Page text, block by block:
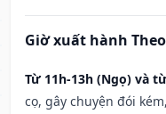
Giờ xuất hành
Từ 11h-13h (Ngọ) và
cọ, gây chuyện đói